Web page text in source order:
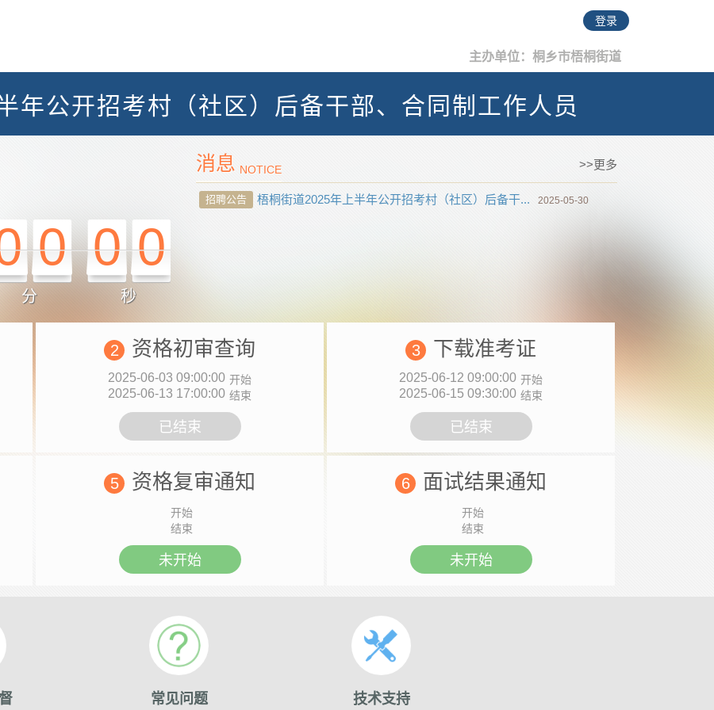
登录
主办单位：桐乡市梧桐街道
年公开招考村（社区）后备干部、合同制工作人员
0 0 0
分 秒
消息 NOTICE >>更多
招聘公告 梧桐街道2025年上半年公开招考村（社区）后备干... 2025-05-30
2 资格初审查询
2025-06-03 09:00:00 开始
2025-06-13 17:00:00 结束
已结束
3 下载准考证
2025-06-12 09:00:00 开始
2025-06-15 09:30:00 结束
已结束
5 资格复审通知
开始
结束
未开始
6 面试结果通知
开始
结束
未开始
常见问题 技术支持